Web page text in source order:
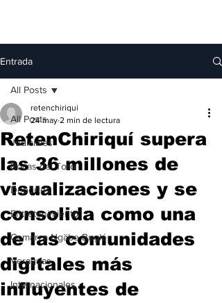
Entrada
All Posts
Judiciales
Bocas del Toro
Deportes
Entretenimiento
Comarca Ngäbe-Buglé
Veraguas
Internacionales
All Posts
RetenChiriquí supera
las 36 millones de
visualizaciones y se
consolida como una
de las comunidades
digitales más
influyentes de
retenchiriqui
24 may 2 min de lectura